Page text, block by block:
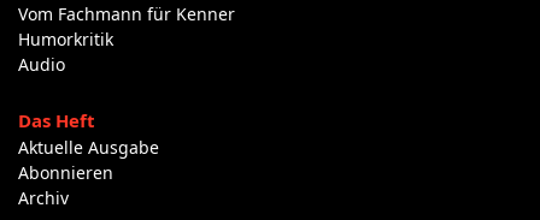
Vom Fachmann für Kenner
Humorkritik
Audio
Das Heft
Aktuelle Ausgabe
Abonnieren
Archiv